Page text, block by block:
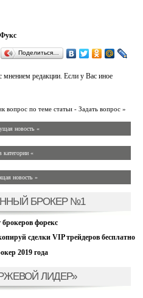
Поделиться…
мнением редакции. Если у Вас иное
вопрос по теме статьи - Задать вопрос »
новость «
категории «
новость »
БРОКЕР №1
форекс
сделки VIP трейдеров бесплатно
2019 года
ЛИДЕР»